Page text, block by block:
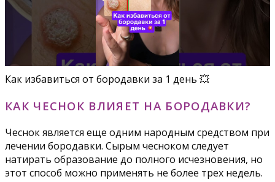
Как избавиться от бородавки за 1 день 💥
КАК ЧЕСНОК ВЛИЯЕТ НА БОРОДАВКИ?
Чеснок является еще одним народным средством при
лечении бородавки. Сырым чесноком следует
натирать образование до полного исчезновения, но
этот способ можно применять не более трех недель.